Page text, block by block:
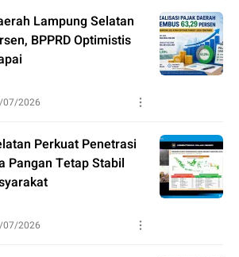
Lampung Selatan
BPPRD Optimistis
07/2026
Perkuat Penetrasi
Pangan Tetap Stabil
07/2026